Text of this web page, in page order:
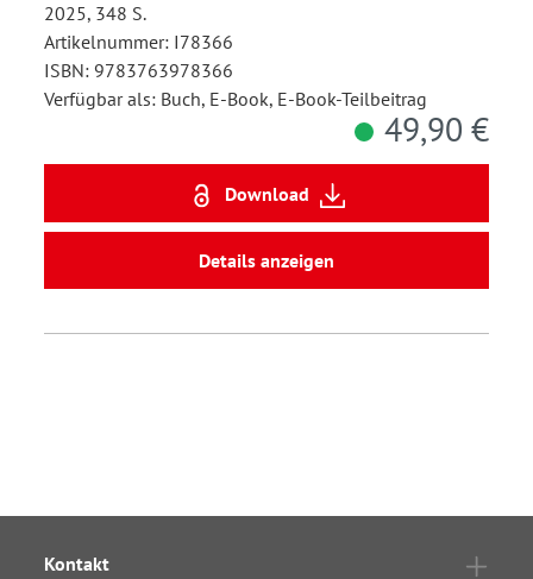
2025, 348 S.
Artikelnummer: I78366
ISBN: 9783763978366
Verfügbar als: Buch, E-Book, E-Book-Teilbeitrag
49,90 €
Download
Details anzeigen
Kontakt